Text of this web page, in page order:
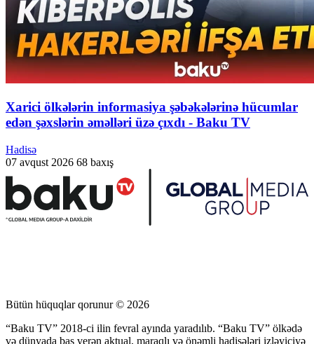
Xarici ölkələrin informasiya şəbəkələrinə hücumlar
edən şəxslərin əməlləri üzə çıxdı - Baku TV
Hadisə
07 avqust 2026 68 baxış
Bütün hüquqlar qorunur © 2026
“Baku TV” 2018-ci ilin fevral ayında yaradılıb. “Baku TV” ölkədə
və dünyada baş verən aktual, maraqlı və önəmli hadisələri izləyiciyə